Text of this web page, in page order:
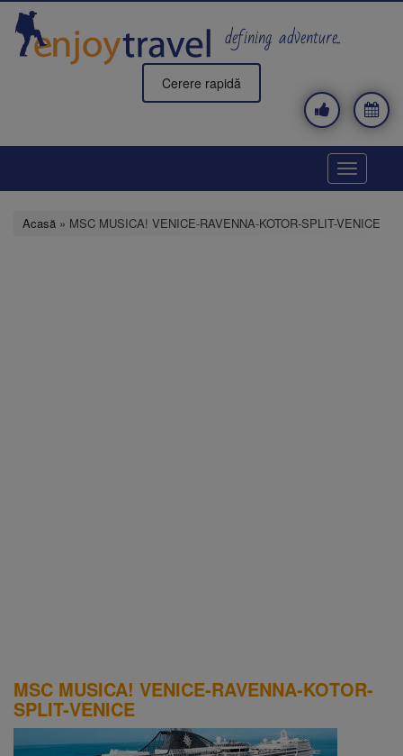
Mergi
conţinutul
principal
defining adventure..
Cerere rapidă
Toggle
Acasă » MSC MUSICA! VENICE-RAVENNA-KOTOR-SPLIT-VENICE
MSC MUSICA! VENICE-RAVENNA-KOTOR-
SPLIT-VENICE